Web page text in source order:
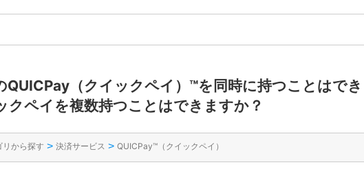
QUICPay（クイックペイ）™を同時に持つことはで
クペイを複数持つことはできますか？
リから探す > 決済サービス > QUICPay™（クイックペイ）